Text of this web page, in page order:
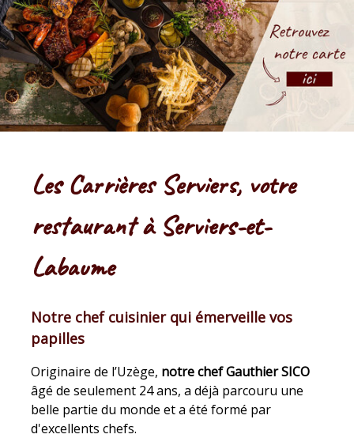
Les Carrières Serviers, votre
restaurant à Serviers-et-
Labaume
Notre chef cuisinier qui émerveille vos
papilles
Originaire de l’Uzège, notre chef Gauthier SICO
âgé de seulement 24 ans, a déjà parcouru une
belle partie du monde et a été formé par
d'excellents chefs.